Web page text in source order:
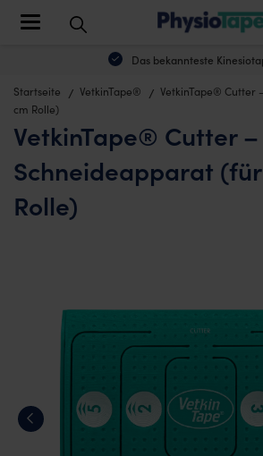
Das bekannteste
Toggle navigation
Startseite VetkinTape®
VetkinTape® Cutter
cm Rolle)
VetkinTape® Cutter –
Schneideapparat
Rolle)